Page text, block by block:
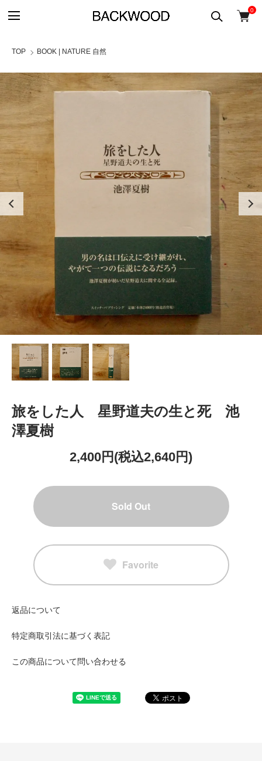
0
TOP BOOK | NATURE 自然
旅をした人 星野道夫の生と死 池
澤夏樹
2,400円(税込2,640円)
Sold Out
Favorite
返品について
特定商取引法に基づく表記
この商品について問い合わせる